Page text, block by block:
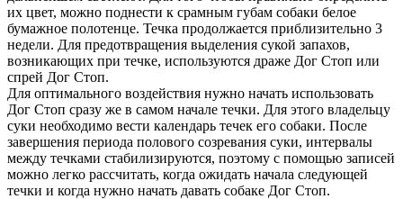
их цвет, можно поднести к срамным губам собаки белое
бумажное полотенце. Течка продолжается приблизительно 3
недели. Для предотвращения выделения сукой запахов,
возникающих при течке, используются драже Дог Стоп или
спрей Дог Стоп.
Для оптимального воздействия нужно начать использовать
Дог Стоп сразу же в самом начале течки. Для этого владельцу
суки необходимо вести календарь течек его собаки. После
завершения периода полового созревания суки, интервалы
между течками стабилизируются, поэтому с помощью записей
можно легко рассчитать, когда ожидать начала следующей
течки и когда нужно начать давать собаке Дог Стоп.